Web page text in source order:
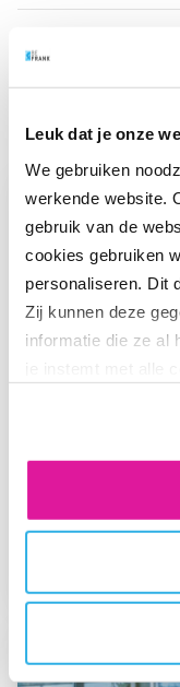
Leuk dat je onze
We gebruiken
werkende website.
gebruik van de
cookies gebruiken
personaliseren. Dit
Zij kunnen deze
informatie die ze al
vind je meer
Ga naar “Waarom
Waarom
strategische
NIEUWS
Ga naar “Niet op